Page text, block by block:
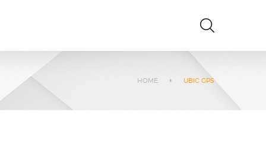
HOME UBIC GPS